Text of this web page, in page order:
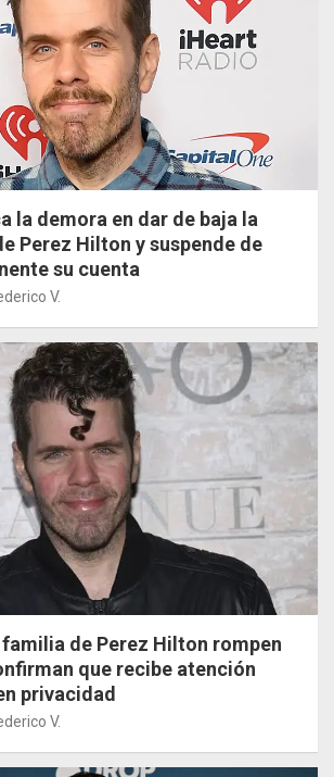
la demora en dar de baja la
Perez Hilton y suspende de
su cuenta
V.
familia de Perez Hilton rompen
que recibe atención
privacidad
V.